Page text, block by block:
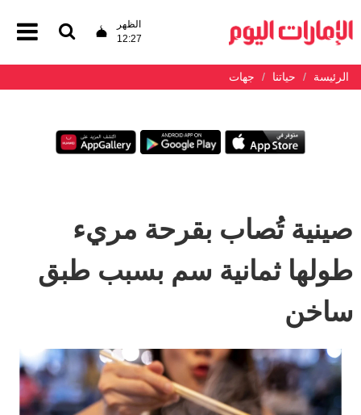
الظهر
12:27
الرئيسة حياتنا جهات
صينية تُصاب بقرحة مريء
طولها ثمانية سم بسبب طبق
ساخن